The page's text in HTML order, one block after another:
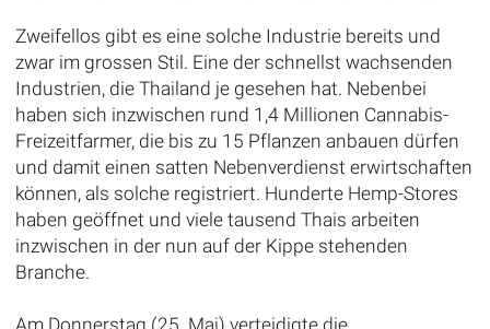
Zweifellos gibt es eine solche Industrie bereits und
zwar im grossen Stil. Eine der schnellst wachsenden
Industrien, die Thailand je gesehen hat. Nebenbei
haben sich inzwischen rund 1,4 Millionen Cannabis-
Freizeitfarmer, die bis zu 15 Pflanzen anbauen dürfen
und damit einen satten Nebenverdienst erwirtschaften
können, als solche registriert. Hunderte Hemp-Stores
haben geöffnet und viele tausend Thais arbeiten
inzwischen in der nun auf der Kippe stehenden
Branche.
Am Donnerstag (25. Mai) verteidigte die